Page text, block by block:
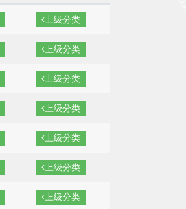
上级分类
上级分类
上级分类
上级分类
上级分类
上级分类
上级分类